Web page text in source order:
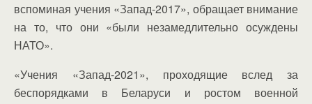
вспоминая учения «Запад-2017», обращает внимание
на то, что они «были незамедлительно осуждены
НАТО».
«Учения «Запад-2021», проходящие вслед за
беспорядками в Беларуси и ростом военной